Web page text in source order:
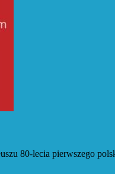
80-lecia pierwszego